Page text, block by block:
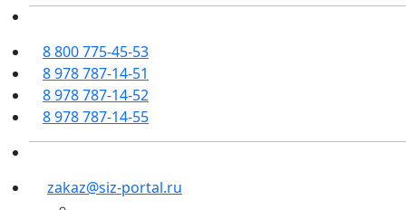
8 800 775-45-53
8 978 787-14-51
8 978 787-14-52
8 978 787-14-55
zakaz@siz-portal.ru